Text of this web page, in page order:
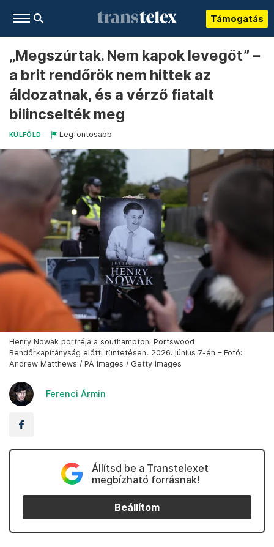
Támogatás
„Megszúrtak. Nem kapok levegőt” –
a brit rendőrök nem hittek az
áldozatnak, és a vérző fiatalt
bilincselték meg
KÜLFÖLD Legfontosabb
Henry Nowak portréja a southamptoni Portswood
Rendőrkapitányság előtti tüntetésen, 2026. június 7-én – Fotó:
Andrew Matthews / PA Images / Getty Images
Ferenci Ármin
Állítsd be a Transtelexet
megbízható forrásnak!
Beállítom